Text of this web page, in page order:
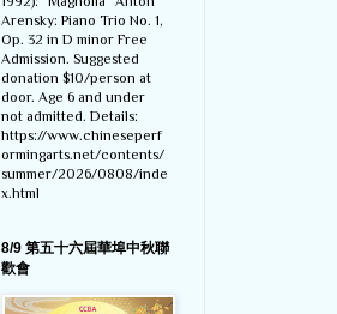
Arensky: Piano Trio No. 1,
Op. 32 in D minor Free
Admission. Suggested
donation $10/person at
door. Age 6 and under
not admitted. Details:
https://www.chineseperf
ormingarts.net/contents/
summer/2026/0808/inde
x.html
8/9 第五十六屆華埠中秋聯
歡會